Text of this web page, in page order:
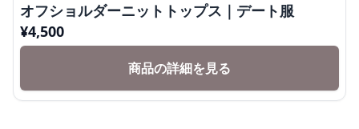
オフショルダーニットトップス｜デート服
¥4,500
商品の詳細を見る